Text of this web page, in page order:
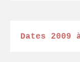
Dates 2009